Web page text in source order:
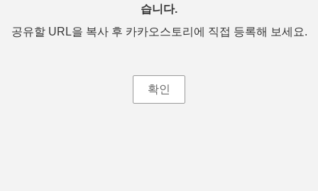
습니다.
공유할 URL을 복사 후 카카오스토리에 직접 등록해 보세요.
확인